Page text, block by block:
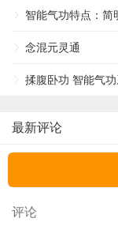
智能气功特点：简
念混元灵通
揉腹卧功 智能气
最新评论